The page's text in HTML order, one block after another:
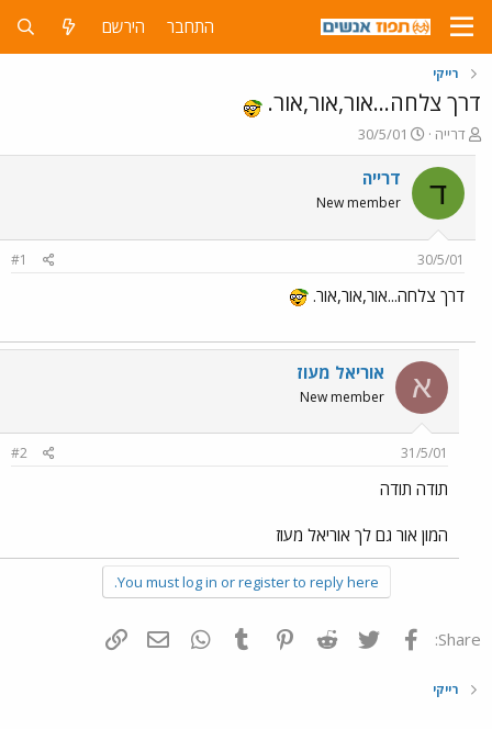
התחבר הירשם
רייקי
דרך צלחה...אור,אור,אור.
פ
ו
ת
ח
ה
ש
א
דרייה
פ
ו
ר
30/5/01
ד דרייה
New member
30/5/01
#1
דרך צלחה...אור,אור,אור.
א אוריאל מעוז
New member
31/5/01
#2
תודה תודה
המון אור גם לך אוריאל מעוז
You must log in or register to reply here.
Share: פייסבוק Twitter
Reddit
Pinterest
Tumblr
WhatsAppדואר אלקטרוני
רייקי